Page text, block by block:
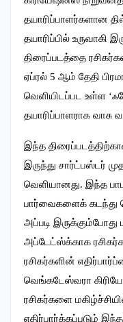
தயாரிப்பாளர்களான
தயாரிப்பில் உருவாகி
திரைப்படத்தை
ஏப்ரல் 5 ஆம் தேதி
வெளியிடப்பட உள்ள
தயாரிப்பாளராக வாசு
இந்த
இருந்து சார்ட்பஸ்டர்
வெளியானது. இந்த
பார்வைகளைக் கடந்து
அப்படி
அப்டேட்ஸ்க்காக
ரசிகர்களின்
வெங்கடேஸ்வரா
ரசிகர்களை
எதிர்பார்க்கப்படும்